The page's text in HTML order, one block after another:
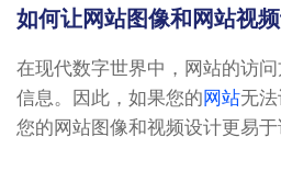
如何让网站图像和网站视
在现代数字世界中，网站的访
信息。因此，如果您的网站无
您的网站图像和视频设计更易于